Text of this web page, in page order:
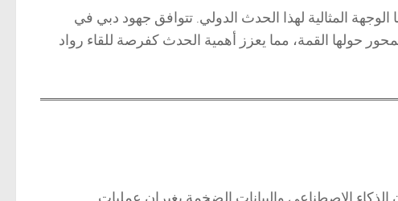
الوجهة المثالية لهذا الحدث الدولي. تتوافق جهود دبي في
حولها القمة، مما يعزز أهمية الحدث كفرصة للقاء رواد